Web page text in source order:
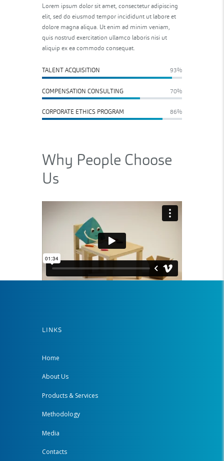
Lorem ipsum dolor sit amet, consectetur adipiscing
elit, sed do eiusmod tempor incididunt ut labore et
dolore magna aliqua. Ut enim ad minim veniam,
quis nostrud exercitation ullamco laboris nisi ut
aliquip ex ea commodo consequat.
TALENT ACQUISITION 93%
COMPENSATION CONSULTING 70%
CORPORATE ETHICS PROGRAM 86%
Why People Choose
Us
LINKS
Home
About Us
Products & Services
Methodology
Media
Contacts